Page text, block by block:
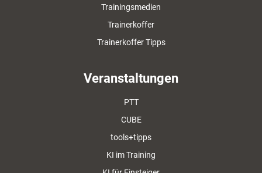
Trainingsmedien
Trainerkoffer
Trainerkoffer Tipps
Veranstaltungen
PTT
CUBE
tools+tipps
KI im Training